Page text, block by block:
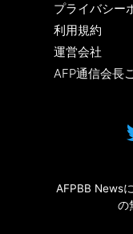
プライバシー
利用規約
運営会社
AFP通信会長
AFPBB News
の